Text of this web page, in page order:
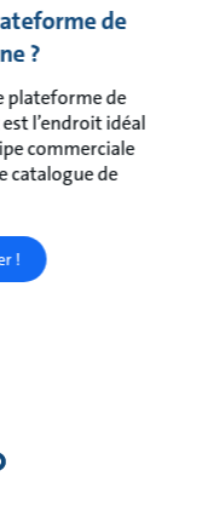
de
?
plateforme de
l’endroit idéal
commerciale
catalogue de
!